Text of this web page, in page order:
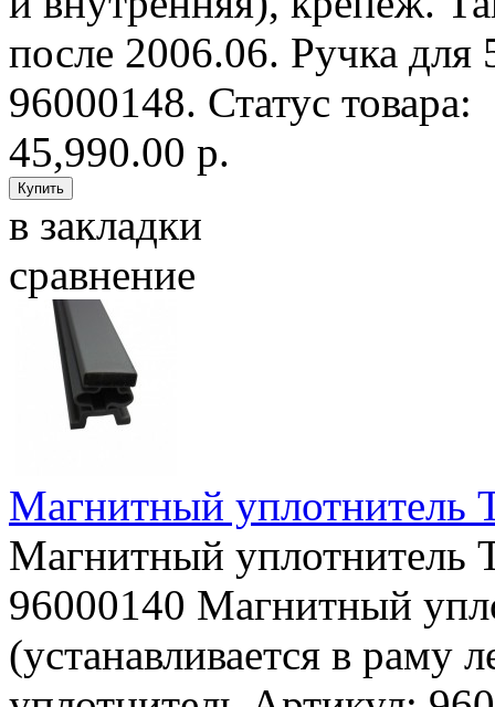
после 2006.06. Ручка
96000148. Статус товара:
45,990.00 р.
в закладки
сравнение
Магнитный уплотнитель
Магнитный уплотнитель
96000140 Магнитный
(устанавливается в